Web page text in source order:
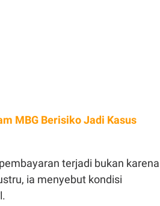
MBG Berisiko Jadi Kasus
terjadi bukan karena
ia menyebut kondisi